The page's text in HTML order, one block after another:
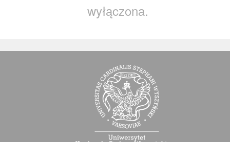
wyłączona.